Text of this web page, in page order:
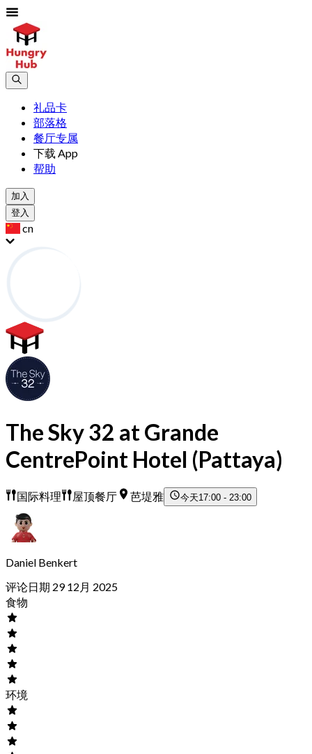
礼品卡
部落格
餐厅专属
下载 App
帮助
加入
登入
cn
The Sky 32 at Grande
CentrePoint Hotel (Pattaya)
国际料理 屋顶餐厅 芭堤雅 今天17:00 - 23:00
Daniel Benkert
评论日期 29 12月 2025
食物
环境